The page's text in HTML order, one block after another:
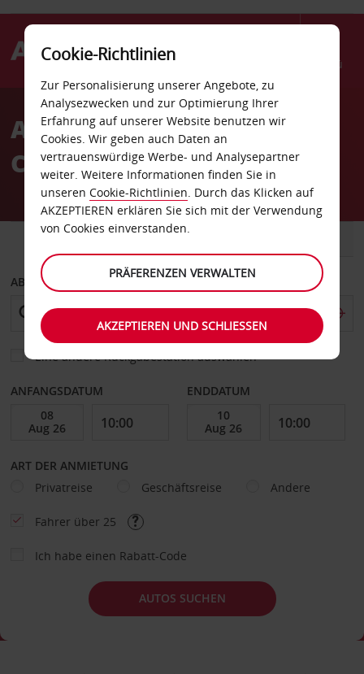
Menü
AvisAutovermietung Reggio
Calabria
ABHOLEN VON
Eine andere Rückgabestation auswählen
ANFANGSDATUM ENDDATUM
ART DER ANMIETUNG
Privatreise
Geschäftsreise Andere
Fahrer über 25
Ich habe einen Rabatt-Code
AUTOS SUCHEN
Cookie-Richtlinien
Zur Personalisierung unserer Angebote, zu
Analysezwecken und zur Optimierung Ihrer
Erfahrung auf unserer Website benutzen wir
Cookies. Wir geben auch Daten an
vertrauenswürdige Werbe- und Analysepartner
weiter. Weitere Informationen finden Sie in
unseren Cookie-Richtlinien. Durch das Klicken auf
AKZEPTIEREN erklären Sie sich mit der Verwendung
von Cookies einverstanden.
PRÄFERENZEN VERWALTEN
AKZEPTIEREN UND SCHLIESSEN